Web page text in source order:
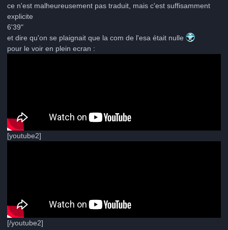
ce n'est malheureusement pas traduit, mais c'est suffisamment
explicite
6'39"
et dire qu'on se plaignait que la com de l'esa était nulle
pour le voir en plein ecran :
[youtube2]
[/youtube2]